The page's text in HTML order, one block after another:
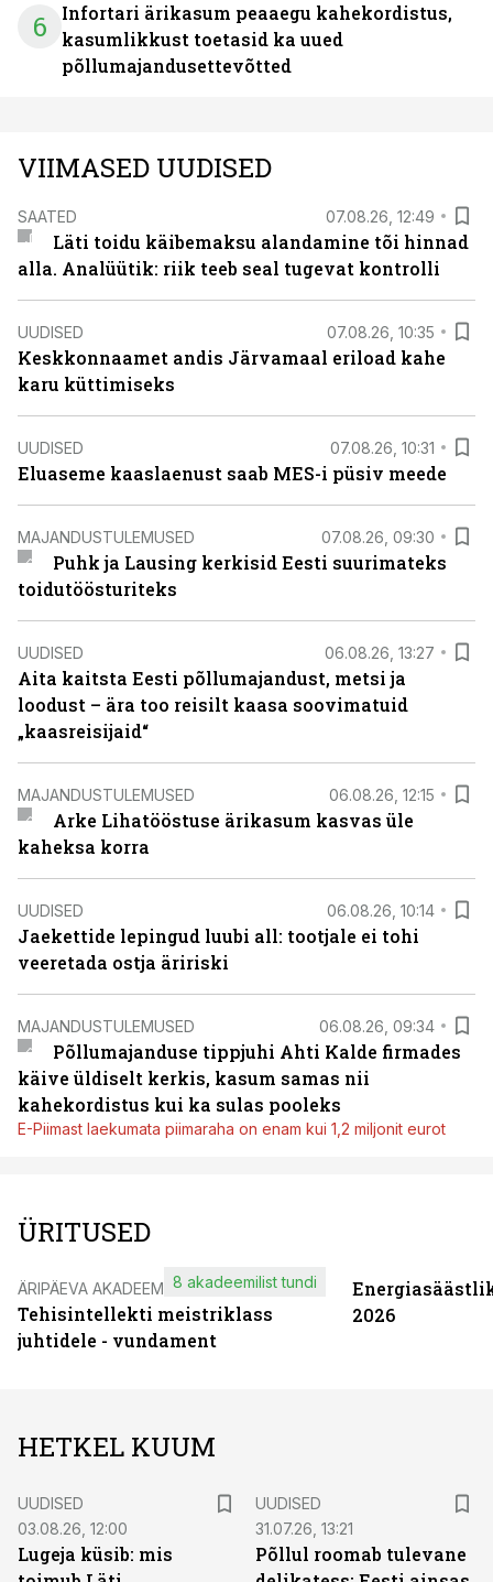
6
Infortari ärikasum peaaegu kahekordistus,
kasumlikkust toetasid ka uued
põllumajandusettevõtted
VIIMASED UUDISED
SAATED 07.08.26, 12:49
Läti toidu käibemaksu alandamine tõi hinnad
alla. Analüütik: riik teeb seal tugevat kontrolli
UUDISED 07.08.26, 10:35
Keskkonnaamet andis Järvamaal eriload kahe
karu küttimiseks
UUDISED 07.08.26, 10:31
Eluaseme kaaslaenust saab MES-i püsiv meede
MAJANDUSTULEMUSED 07.08.26, 09:30
Puhk ja Lausing kerkisid Eesti suurimateks
toidutöösturiteks
UUDISED 06.08.26, 13:27
Aita kaitsta Eesti põllumajandust, metsi ja
loodust – ära too reisilt kaasa soovimatuid
„kaasreisijaid“
MAJANDUSTULEMUSED 06.08.26, 12:15
Arke Lihatööstuse ärikasum kasvas üle
kaheksa korra
UUDISED 06.08.26, 10:14
Jaekettide lepingud luubi all: tootjale ei tohi
veeretada ostja äririski
MAJANDUSTULEMUSED 06.08.26, 09:34
Põllumajanduse tippjuhi Ahti Kalde firmades
käive üldiselt kerkis, kasum samas nii
kahekordistus kui ka sulas pooleks
E-Piimast laekumata piimaraha on enam kui 1,2 miljonit eurot
ÜRITUSED
ÄRIPÄEVA AKADEEMIA
Tehisintellekti meistriklass
juhtidele - vundament
8 akadeemilist tundi
2026
HETKEL KUUM
UUDISED
03.08.26, 12:00
Lugeja küsib: mis
UUDISED
31.07.26, 13:21
Põllul roomab tulevane